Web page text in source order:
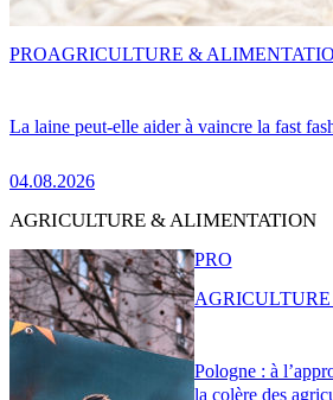
La laine peut-elle aider à vaincre la fast
04.08.2026
PROAGRICULTURE &
AGRICULTURE & ALIMENTATION
Pologne : à
la colère des
PRO